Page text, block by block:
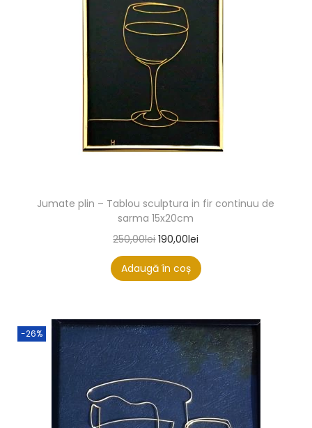
Jumate plin – Tablou sculptura in fir continuu de
sarma 15x20cm
250,00lei 190,00lei
Adaugă în coș
-26%